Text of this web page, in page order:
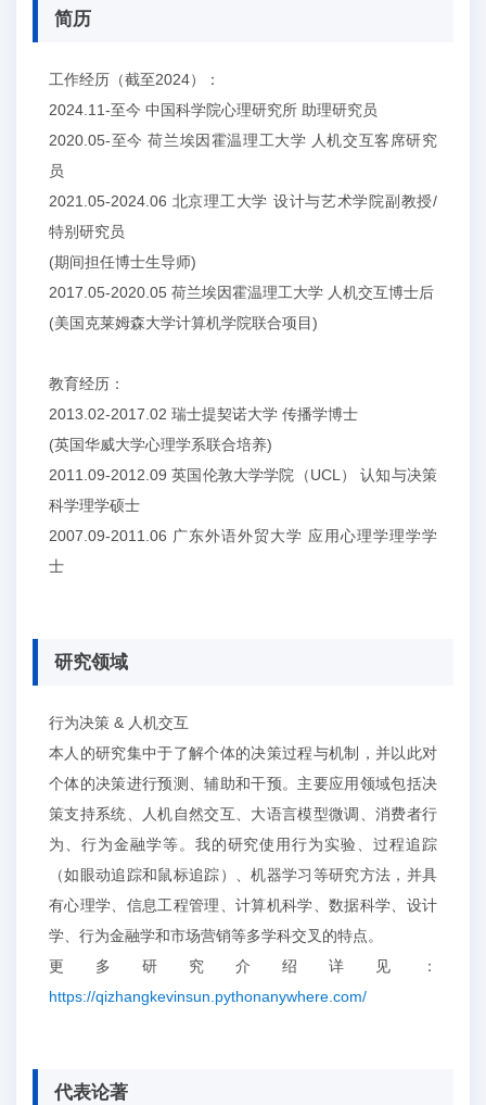
简历
工作经历（截至2024）：
2024.11-至今 中国科学院心理研究所 助理研究员
2020.05-至今 荷兰埃因霍温理工大学 人机交互客席研究
员
2021.05-2024.06 北京理工大学 设计与艺术学院副教授/
特别研究员
(期间担任博士生导师)
2017.05-2020.05 荷兰埃因霍温理工大学 人机交互博士后
(美国克莱姆森大学计算机学院联合项目)
教育经历：
2013.02-2017.02 瑞士提契诺大学 传播学博士
(英国华威大学心理学系联合培养)
2011.09-2012.09 英国伦敦大学学院（UCL） 认知与决策
科学理学硕士
2007.09-2011.06 广东外语外贸大学 应用心理学理学学
士
研究领域
行为决策 & 人机交互
本人的研究集中于了解个体的决策过程与机制，并以此对
个体的决策进行预测、辅助和干预。主要应用领域包括决
策支持系统、人机自然交互、大语言模型微调、消费者行
为、行为金融学等。我的研究使用行为实验、过程追踪
（如眼动追踪和鼠标追踪）、机器学习等研究方法，并具
有心理学、信息工程管理、计算机科学、数据科学、设计
学、行为金融学和市场营销等多学科交叉的特点。
更多研究介绍详见：
https://qizhangkevinsun.pythonanywhere.com/
代表论著